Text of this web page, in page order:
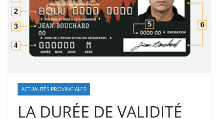
ACTUALITÉS PROVINCIALES
LA DURÉE DE VALIDITÉ